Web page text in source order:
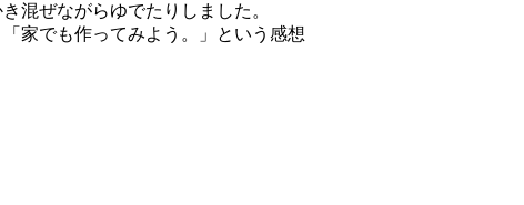
混ぜながらゆでたりしました。
家でも作ってみよう。」という感想